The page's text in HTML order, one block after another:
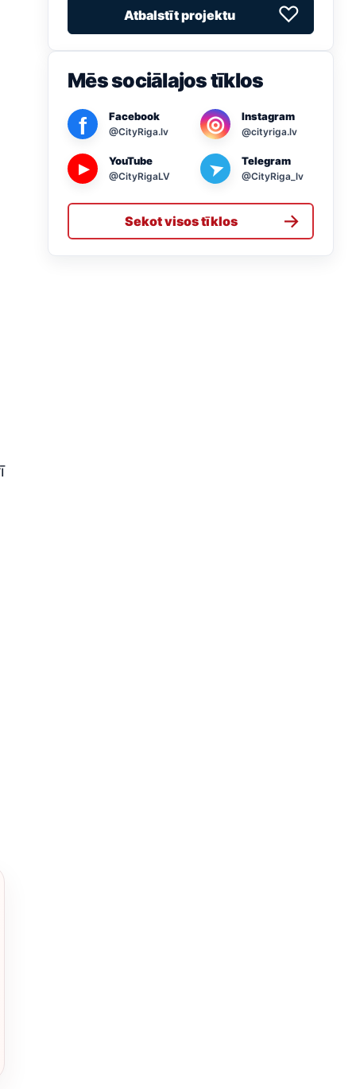
Atbalstīt projektu ♡
Mēs sociālajos tīklos
f Facebook
@CityRiga.lv ◎ Instagram
@cityriga.lv
▶
YouTube
@CityRigaLV ➤ Telegram
@CityRiga_lv
Sekot visos tīklos →